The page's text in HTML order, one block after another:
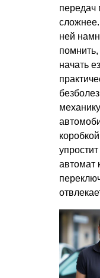
передач
ней
начать
автомат